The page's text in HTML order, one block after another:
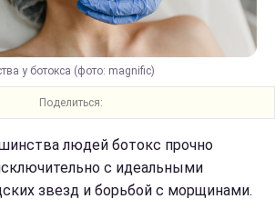
у ботокса (фото: magnific)
Поделиться:
людей ботокс прочно
с идеальными
звезд и борьбой с морщинами.